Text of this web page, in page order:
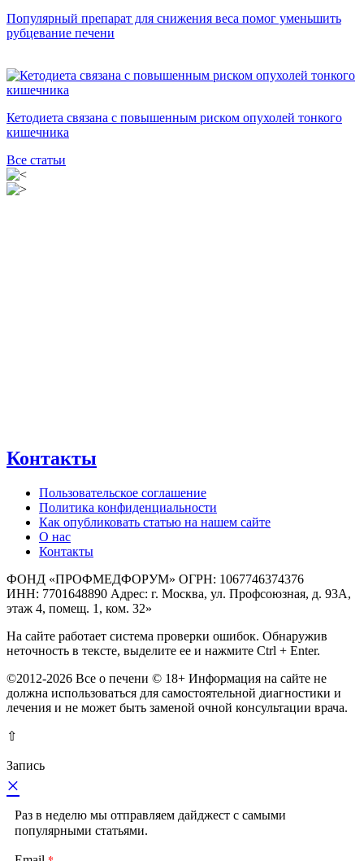
Популярный препарат для снижения веса помог уменьшить
рубцевание печени
Кетодиета связана с повышенным риском опухолей тонкого
кишечника
Все статьи
Контакты
Пользовательское соглашение
Политика конфиденциальности
Как опубликовать статью на нашем сайте
О нас
Контакты
ФОНД «ПРОФМЕДФОРУМ» ОГРН: 1067746374376
ИНН: 7701648890 Адрес: г. Москва, ул. Профсоюзная, д. 93А,
этаж 4, помещ. 1, ком. 32»
На сайте работает система проверки ошибок. Обнаружив
неточность в тексте, выделите ее и нажмите Ctrl + Enter.
©2012-2026 Все о печени © 18+ Информация на сайте не
должна использоваться для самостоятельной диагностики и
лечения и не может быть заменой очной консультации врача.
⇧
Запись
×
Раз в неделю мы отправляем дайджест с самыми
популярными статьями.